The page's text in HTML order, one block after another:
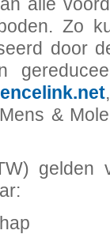
Zo
door
&
gelden